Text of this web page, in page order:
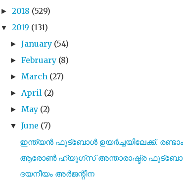
► 2018 (529)
▼ 2019 (131)
►January (54)
►February (8)
► March (27)
► April (2)
► May (2)
▼ June (7)
ഇന്ത്യൻ ഫുട്‌ബോൾ ഉയർച്ചയിലേക്ക്.
ആരോൺ ഹ്യൂഗ്‌സ് അന്താരാഷ്ട്ര
ദയനീയം അർജന്റീന